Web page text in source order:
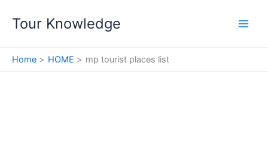
Tour Knowledge
Home HOME mp tourist places list